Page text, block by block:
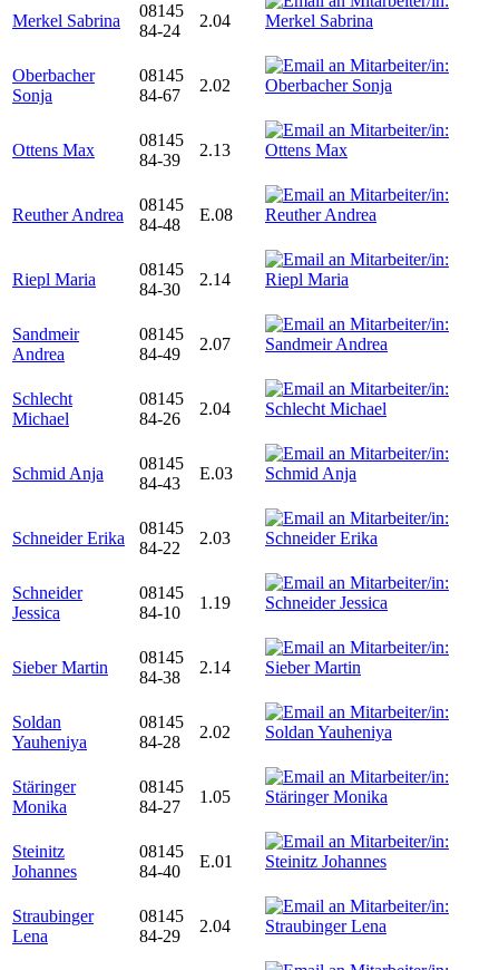
Merkel Sabrina
08145
84-24
2.04
Oberbacher
Sonja
08145
84-67
2.02
Ottens Max
08145
84-39
2.13
Reuther Andrea
08145
84-48
E.08
Riepl Maria
08145
84-30
2.14
Sandmeir
Andrea
08145
84-49
2.07
Schlecht
Michael
08145
84-26
2.04
Schmid Anja
08145
84-43
E.03
Schneider Erika
08145
84-22
2.03
Schneider
Jessica
08145
84-10
1.19
Sieber Martin
08145
84-38
2.14
Soldan
Yauheniya
08145
84-28
2.02
Stäringer
Monika
08145
84-27
1.05
Steinitz
Johannes
08145
84-40
E.01
Straubinger
Lena
08145
84-29
2.04